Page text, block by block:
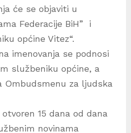
će se objaviti u
Federacije BiH” i
općine Vitez“.
imenovanja se podnosi
službeniku općine, a
Ombudsmenu za ljudska
15 dana od dana
novinama